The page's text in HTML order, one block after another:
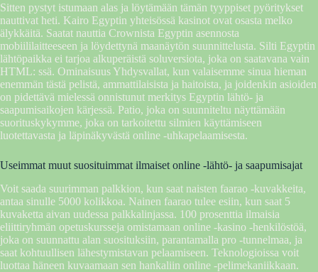
Sitten pystyt istumaan alas ja löytämään tämän tyyppiset pyöritykset
nauttivat heti. Kairo Egyptin yhteisössä kasinot ovat osasta melko
älykkäitä. Saatat nauttia Crownista Egyptin asennosta
mobiililaitteeseen ja löydettynä maanäytön suunnittelusta. Silti Egyptin
lähtöpaikka ei tarjoa alkuperäistä soluversiota, joka on saatavana vain
HTML: ssä. Ominaisuus Yhdysvallat, kun valaisemme sinua hieman
enemmän tästä pelistä, ammattilaisista ja haitoista, ja joidenkin asioiden
on pidettävä mielessä onnistunut merkitys Egyptin lähtö- ja
saapumisaikojen kärjessä. Patio, joka on suunniteltu näyttämään
suorituskykymme, joka on tarkoitettu silmien käyttämiseen
luotettavasta ja läpinäkyvästä online -uhkapelaamisesta.
Useimmat muut suosituimmat ilmaiset online -lähtö- ja saapumisajat
Voit saada suurimman palkkion, kun saat naisten faarao -kuvakkeita,
antaa sinulle 5000 kolikkoa. Nainen faarao tulee esiin, kun saat 5
kuvaketta aivan uudessa palkkalinjassa. 100 prosenttia ilmaisia ​​
eliittiryhmän opetuskursseja omistamaan online -kasino -henkilöstöä,
joka on suunnattu alan suosituksiin, parantamalla pro -tunnelmaa, ja
saat kohtuullisen lähestymistavan pelaamiseen. Teknologioissa voit
luottaa häneen kuvaamaan sen hankaliin online -pelimekaniikkaan.